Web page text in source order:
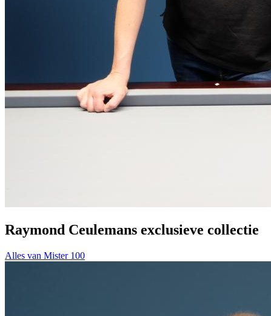
Raymond Ceulemans exclusieve collectie
Alles van Mister 100